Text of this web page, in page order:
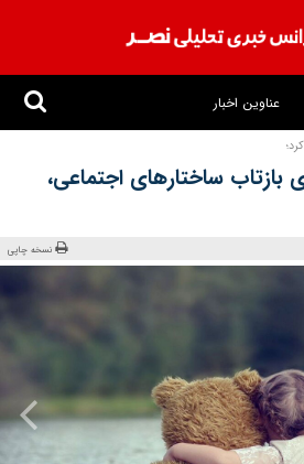
عناوین اخبار
ساختارهای اجتماعی،
نسخه چاپی